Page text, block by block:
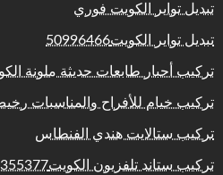
تبديل تواير الكويت فوري
تبديل تواير الكويت50996466
تركيب أحبار طابعات حديثة ملونة
تركيب خيام للأفراح والمناسبات
تركيب ستالايت هندي الفنطاس
تركيب ستاند تلفزيون الكويت50355377